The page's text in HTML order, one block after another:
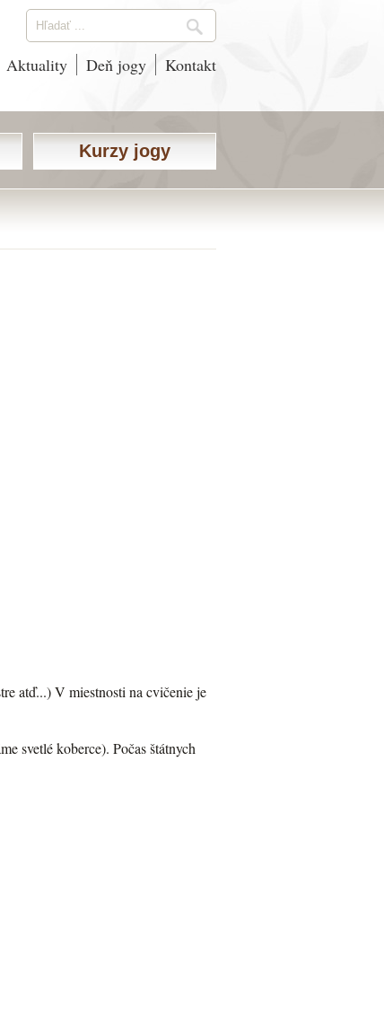
Aktuality Deň jogy Kontakt
Kurzy jogy
atď...) V miestnosti na cvičenie je
svetlé koberce). Počas štátnych